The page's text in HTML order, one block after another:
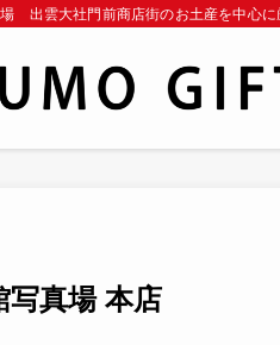
出雲大社門前商店街のお土産を中心に
写真場 本店